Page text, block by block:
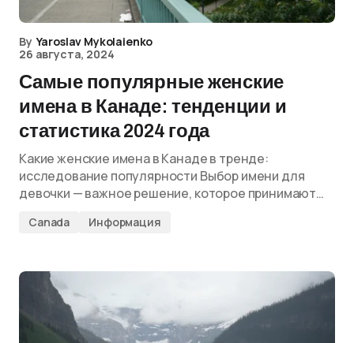
By Yaroslav Mykolaienko
26 августа, 2024
Самые популярные женские
имена в Канаде: тенденции и
статистика 2024 года
Какие женские имена в Канаде в тренде:
исследование популярности Выбор имени для
девочки — важное решение, которое принимают…
Canada Информация